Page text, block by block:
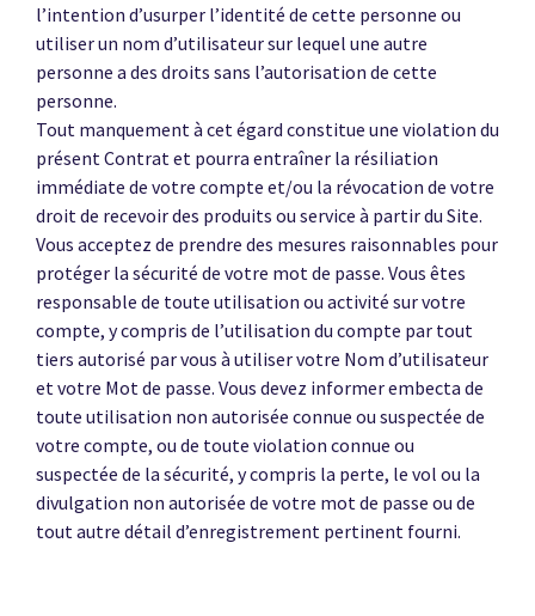
l’intention d’usurper l’identité de cette personne ou
utiliser un nom d’utilisateur sur lequel une autre
personne a des droits sans l’autorisation de cette
personne.
Tout manquement à cet égard constitue une violation du
présent Contrat et pourra entraîner la résiliation
immédiate de votre compte et/ou la révocation de votre
droit de recevoir des produits ou service à partir du Site.
Vous acceptez de prendre des mesures raisonnables pour
protéger la sécurité de votre mot de passe. Vous êtes
responsable de toute utilisation ou activité sur votre
compte, y compris de l’utilisation du compte par tout
tiers autorisé par vous à utiliser votre Nom d’utilisateur
et votre Mot de passe. Vous devez informer embecta de
toute utilisation non autorisée connue ou suspectée de
votre compte, ou de toute violation connue ou
suspectée de la sécurité, y compris la perte, le vol ou la
divulgation non autorisée de votre mot de passe ou de
tout autre détail d’enregistrement pertinent fourni.